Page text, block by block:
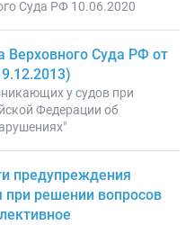
Суда РФ 10.06.2020
Верховного Суда РФ от
у судов при
Федерации об
предупреждения
при решении вопросов